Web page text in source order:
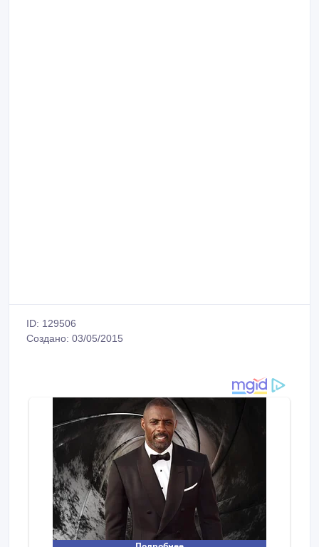
ID: 129506
Создано: 03/05/2015